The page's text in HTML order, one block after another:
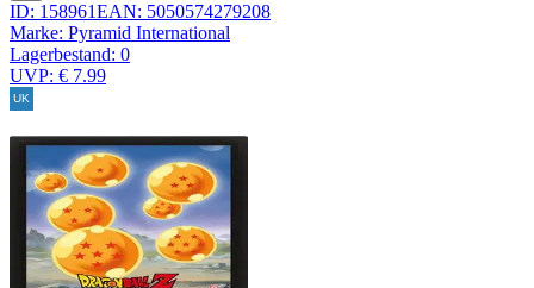
ID: 158961EAN: 5050574279208
Marke: Pyramid International
Lagerbestand: 0
UVP: € 7.99